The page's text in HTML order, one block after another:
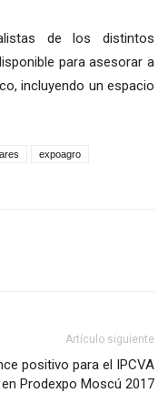
de los distintos
para asesorar a
incluyendo un espacio
expoagro
Artículo siguiente
positivo para el IPCVA
en Prodexpo Moscú 2017